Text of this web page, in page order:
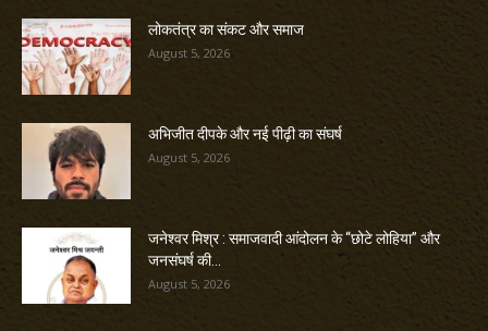
लोकतंत्र का संकट और समाज
August 5, 2026
अभिजीत दीपके और नई पीढ़ी का संघर्ष
August 5, 2026
जनेश्वर मिश्र : समाजवादी आंदोलन के “छोटे लोहिया” और
जनसंघर्ष की...
August 5, 2026